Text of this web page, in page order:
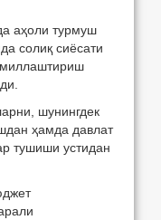
аҳоли турмуш
солиқ сиёсати
шунингдек
ҳамда давлат
тушиши устидан